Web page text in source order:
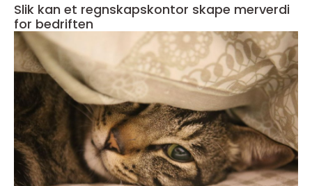
Slik kan et regnskapskontor skape merverdi
for bedriften